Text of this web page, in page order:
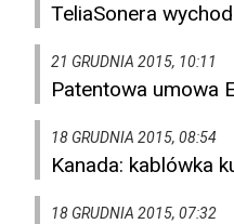
TeliaSonera
21 GRUDNIA 2015, 10:11
Patentowa umowa
18 GRUDNIA 2015, 08:54
Kanada: kablówka
18 GRUDNIA 2015, 07:32